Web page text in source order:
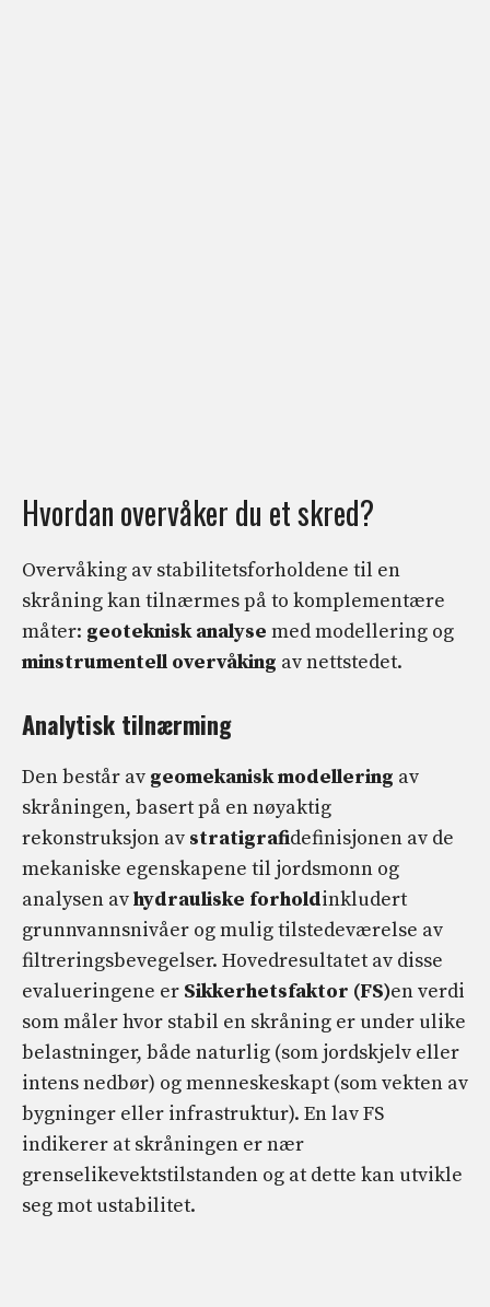
Hvordan overvåker du et skred?
Overvåking av stabilitetsforholdene til en
skråning kan tilnærmes på to komplementære
måter: geoteknisk analyse med modellering og
minstrumentell overvåking av nettstedet.
Analytisk tilnærming
Den består av geomekanisk modellering av
skråningen, basert på en nøyaktig
rekonstruksjon av stratigrafidefinisjonen av de
mekaniske egenskapene til jordsmonn og
analysen avhydrauliske forholdinkludert
grunnvannsnivåer og mulig tilstedeværelse av
filtreringsbevegelser. Hovedresultatet av disse
evalueringene er Sikkerhetsfaktor (FS)en verdi
som måler hvor stabil en skråning er under ulike
belastninger, både naturlig (som jordskjelv eller
intens nedbør) og menneskeskapt (som vekten av
bygninger eller infrastruktur). En lav FS
indikerer at skråningen er nær
grenselikevektstilstanden og at dette kan utvikle
seg mot ustabilitet.